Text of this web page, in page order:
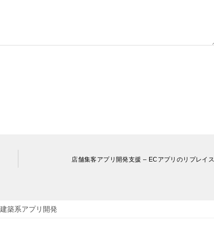
店舗集客アプリ開発支援 – ECアプリのリプレイ
建築系アプリ開発